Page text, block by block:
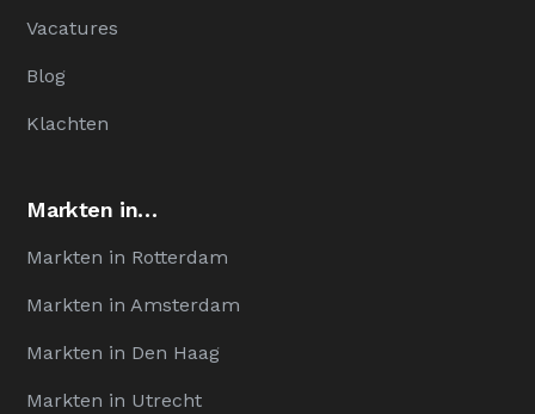
Vacatures
Blog
Klachten
Markten in…
Markten in Rotterdam
Markten in Amsterdam
Markten in Den Haag
Markten in Utrecht